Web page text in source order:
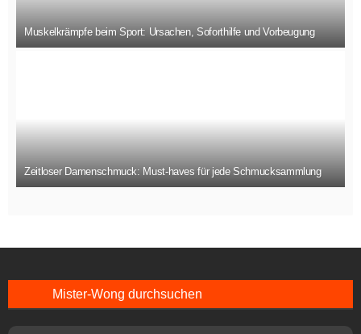
Muskelkrämpfe beim Sport: Ursachen, Soforthilfe und Vorbeugung
Zeitloser Damenschmuck: Must-haves für jede Schmucksammlung
Mister-Wong durchsuchen